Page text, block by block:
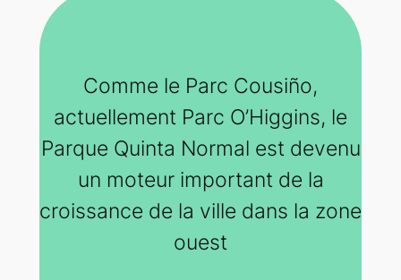
Comme le Parc Cousiño,
actuellement Parc O’Higgins, le
Parque Quinta Normal est devenu
un moteur important de la
croissance de la ville dans la zone
ouest